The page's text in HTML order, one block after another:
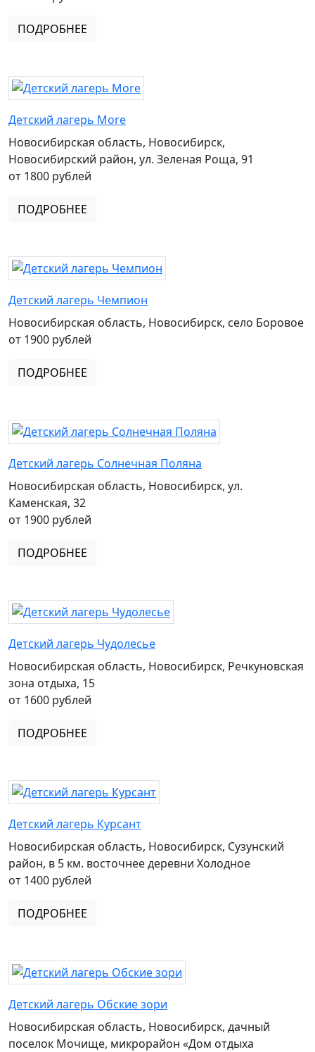
ПОДРОБНЕЕ
Детский лагерь More
Новосибирская область, Новосибирск,
Новосибирский район, ул. Зеленая Роща, 91
от 1800 рублей
ПОДРОБНЕЕ
Детский лагерь Чемпион
Новосибирская область, Новосибирск, село Боровое
от 1900 рублей
ПОДРОБНЕЕ
Детский лагерь Солнечная Поляна
Новосибирская область, Новосибирск, ул.
Каменская, 32
от 1900 рублей
ПОДРОБНЕЕ
Детский лагерь Чудолесье
Новосибирская область, Новосибирск, Речкуновская
зона отдыха, 15
от 1600 рублей
ПОДРОБНЕЕ
Детский лагерь Курсант
Новосибирская область, Новосибирск, Сузунский
район, в 5 км. восточнее деревни Холодное
от 1400 рублей
ПОДРОБНЕЕ
Детский лагерь Обские зори
Новосибирская область, Новосибирск, дачный
поселок Мочище, микрорайон «Дом отдыха